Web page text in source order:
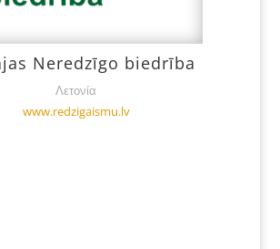
Neredzīgo biedrība
Λετονία
www.redzigaismu.lv